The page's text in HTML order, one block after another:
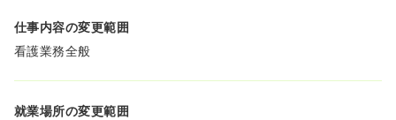
仕事内容の変更範囲
看護業務全般
就業場所の変更範囲